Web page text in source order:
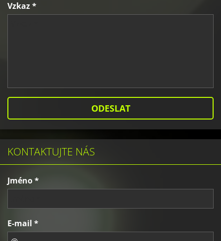
Vzkaz *
KONTAKTUJTE NÁS
Jméno *
E-mail *